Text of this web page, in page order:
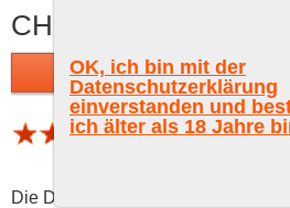
CHF 95.00
In den
1 Bewertung
Die Distillerie La Favorite feierte
OK, ich bin mit der
Datenschutzerklärung
einverstanden und
ich älter als 18 Jahre